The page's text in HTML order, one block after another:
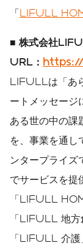
「LIFULL
■ 株式会社
URL：
LIFULLは「あ
ートメッセージ
ある世の中の課
を、事業を通し
ンタープライズ
でサービスを提
「LIFULL
「LIFULL 地方
「LIFULL 介護